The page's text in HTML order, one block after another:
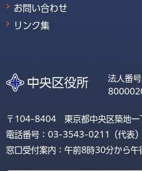
お問い合わせ
リンク集
法人番号
〒104-8404 東京都中央区築地一
電話番号：03-3543-0211（代表）
窓口受付案内：午前8時30分から午